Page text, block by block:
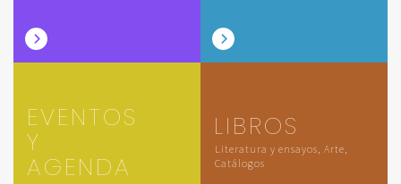
EVENTOS
Y
AGENDA
LIBROS
Literatura y ensayos, Arte,
Catálogos